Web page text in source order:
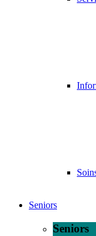
Seniors
Seniors